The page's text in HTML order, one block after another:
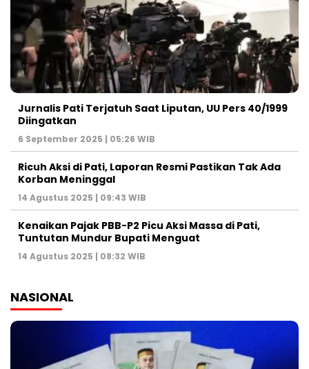
Jurnalis Pati Terjatuh Saat Liputan, UU Pers 40/1999
Diingatkan
6 September 2025 | 05:26 WIB
Ricuh Aksi di Pati, Laporan Resmi Pastikan Tak Ada
Korban Meninggal
14 Agustus 2025 | 09:43 WIB
Kenaikan Pajak PBB-P2 Picu Aksi Massa di Pati,
Tuntutan Mundur Bupati Menguat
14 Agustus 2025 | 08:32 WIB
NASIONAL